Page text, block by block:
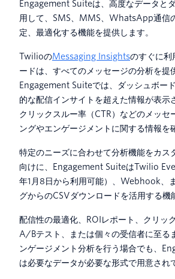
Engagement Suiteは、高度なデータと
用して、SMS、MMS、WhatsApp通信
定、最適化する機能を提供します。
TwilioのMessaging Insightsのすぐに利
ードは、すべてのメッセージの分析を提
Engagement Suiteでは、ダッシュボー
的な配信インサイトを超えた情報が表示
クリックスルー率（CTR）などのメッセ
ングやエンゲージメントに関する情報を
特定のニーズに合わせて分析機能をカス
向けに、Engagement SuiteはTwilio
年1月8日から利用可能）、Webhook、
グからのCSVダウンロードを活用する機
配信性の最適化、ROIレポート、クリッ
A/Bテスト、または個々の受信者に至る
ンゲージメント分析を行う場合でも、
は必要なデータが必要な形式で用意され